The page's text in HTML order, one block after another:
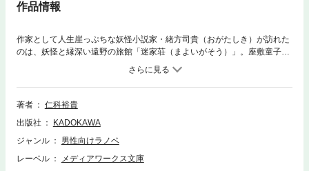
作品情報
作家として人生崖っぷちな妖怪小説家・緒方司貴（おがたしき）が訪れた
のは、妖怪と縁深い遠野の旅館「迷家荘（まよいがそう）」。座敷童子が
いると噂の旅館に起死回生のネタ探しに来たはずが、なぜか「座敷童子の
代理人」として旅館に集まる妖怪たちのお悩み解決をすることに!? そこ
で偶然出会ったおしゃまな妖怪少年の力で妖怪が見えるようになった司貴
は、陽気な河童や捻くれ妖狐が持ち込むおかしな事件を経て、妖怪たちと
隠しごとがあるようで……。 くすっと笑えてちょっぴり泣ける、平成あ
やかし譚。
著者
仁科裕貴
出版社
KADOKAWA
ジャンル
男性向けラノベ
レーベル
メディアワークス文庫